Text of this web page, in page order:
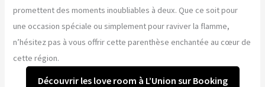
promettent des moments inoubliables à deux. Que ce soit pour
une occasion spéciale ou simplement pour raviver la flamme,
n’hésitez pas à vous offrir cette parenthèse enchantée au cœur de
cette région.
Découvrir les love room à L’Union sur Booking